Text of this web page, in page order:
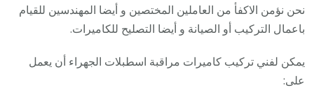
نحن نؤمن الاكفأ من العاملين المختصين و أيضا المهندسين للقيام
باعمال التركيب أو الصيانة و أيضا التصليح للكاميرات.
يمكن لفني تركيب كاميرات مراقبة اسطبلات الجهراء أن يعمل
على: